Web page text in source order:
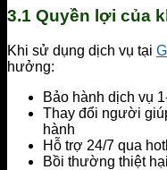
3.1 Quyền lợi của
Khi sử dụng dịch vụ tại
hưởng:
Bảo hành dịch vụ
Thay đổi người
hành
Hỗ trợ 24/7 qua
Bồi thường thiệt